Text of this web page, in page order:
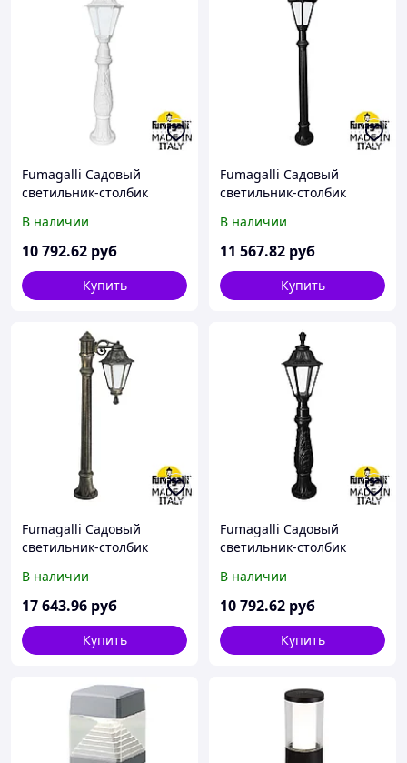
Fumagalli Садовый
светильник-столбик
E26.162.000.WYF1R
В наличии
10 792.62 руб
Купить
Fumagalli Садовый
светильник-столбик
E26.163.000.AYF1R
В наличии
11 567.82 руб
Купить
Fumagalli Садовый
светильник-столбик
BISSO/RUT 1L
E26.163.S10.BYF1R
В наличии
17 643.96 руб
Купить
Fumagalli Садовый
светильник-столбик
E26.162.000.AXF1R
В наличии
10 792.62 руб
Купить